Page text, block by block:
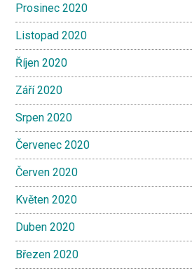
Prosinec 2020
Listopad 2020
Říjen 2020
Září 2020
Srpen 2020
Červenec 2020
Červen 2020
Květen 2020
Duben 2020
Březen 2020